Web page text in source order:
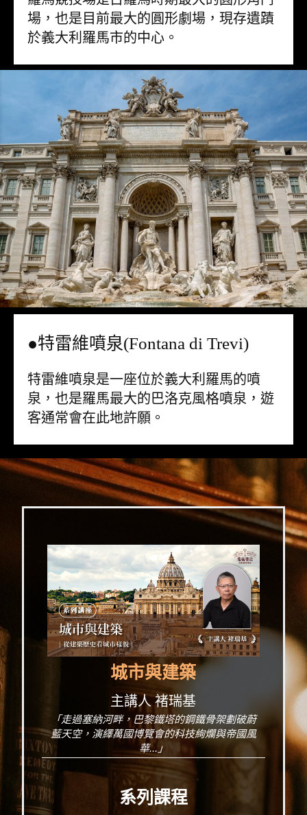
場，也是目前最大的圓形劇場，現存遺蹟
於義大利羅馬市的中心。
●特雷維噴泉(Fontana di Trevi)
特雷維噴泉是一座位於義大利羅馬的噴
泉，也是羅馬最大的巴洛克風格噴泉，遊
客通常會在此地許願。
城市與建築
主講人 褚瑞基
「走過塞納河畔，巴黎鐵塔的鋼鐵骨架劃破蔚
藍天空，演繹萬國博覽會的科技絢爛與帝國風
華...」
系列課程